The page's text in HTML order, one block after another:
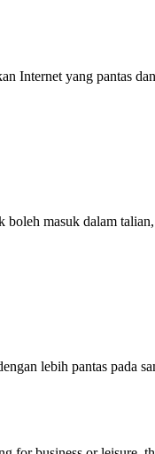
Internet yang pantas
masuk dalam
lebih pantas pada